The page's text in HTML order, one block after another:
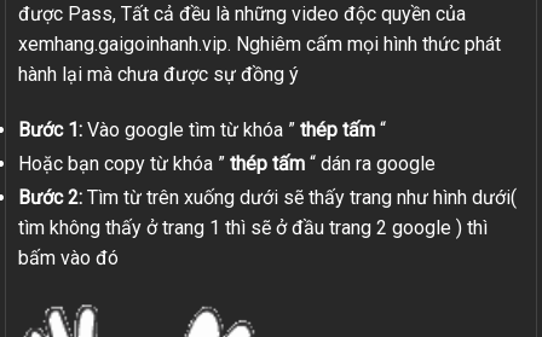
được Pass, Tất cả đều là những video độc quyền của
xemhang.gaigoinhanh.vip. Nghiêm cấm mọi hình thức phát
hành lại mà chưa được sự đồng ý
Bước 1: Vào google tìm từ khóa ” thép tấm “
Hoặc bạn copy từ khóa ” thép tấm “ dán ra google
Bước 2: Tìm từ trên xuống dưới sẽ thấy trang như hình dưới(
tìm không thấy ở trang 1 thì sẽ ở đầu trang 2 google ) thì
bấm vào đó